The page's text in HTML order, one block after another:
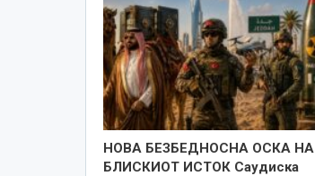
НОВА БЕЗБЕДНОСНА ОСКА НА
БЛИСКИОТ ИСТОК Саудиска